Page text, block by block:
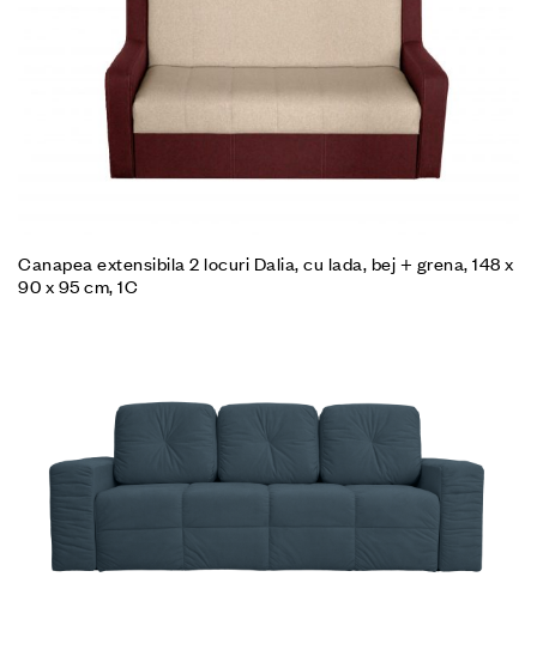
Canapea extensibila 2 locuri Dalia, cu lada, bej + grena, 148 x
90 x 95 cm, 1C